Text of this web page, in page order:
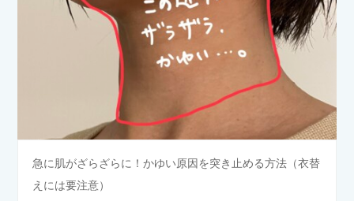
急に肌がざらざらに！かゆい原因を突き止める方法（衣替
えには要注意）